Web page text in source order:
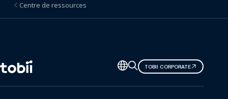
Centre de ressources
Changer
de
langue
TOBII CORPORATE